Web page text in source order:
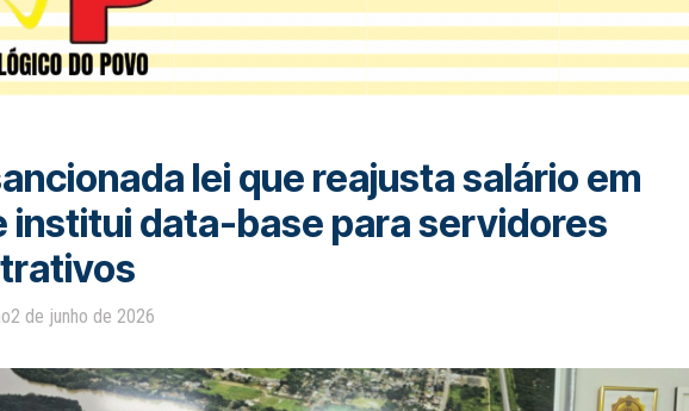
lei que reajusta salário em
institui data-base para servidores
2 de junho de 2026